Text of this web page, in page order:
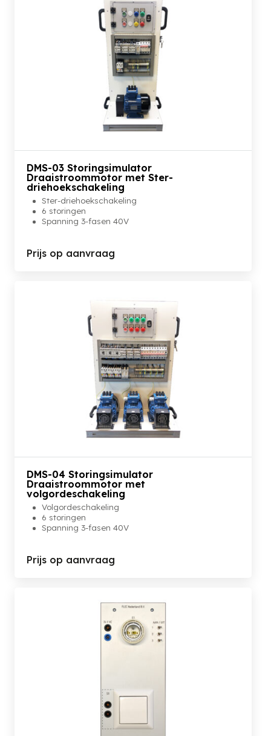
DMS-03 Storingsimulator
Draaistroommotor met Ster-
driehoekschakeling
Ster-driehoekschakeling
6 storingen
Spanning 3-fasen 40V
Prijs op aanvraag
DMS-04 Storingsimulator
Draaistroommotor met
volgordeschakeling
Volgordeschakeling
6 storingen
Spanning 3-fasen 40V
Prijs op aanvraag